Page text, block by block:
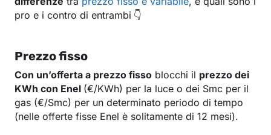
pro e i contro di entrambi 👇
Prezzo fisso
Con un’offerta a prezzo fisso blocchi il prezzo dei
KWh con Enel (€/KWh) per la luce o dei Smc per il
gas (€/Smc) per un determinato periodo di tempo
(nelle offerte fisse Enel è solitamente di 12 mesi).